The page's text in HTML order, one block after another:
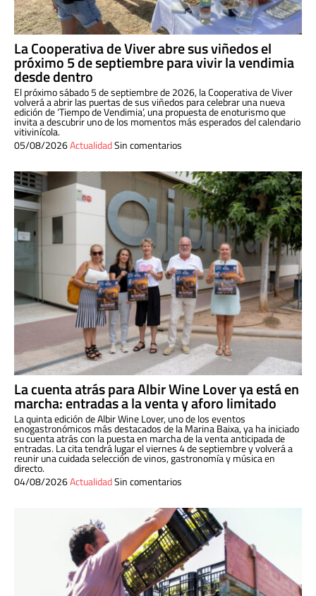
La Cooperativa de Viver abre sus viñedos el
próximo 5 de septiembre para vivir la vendimia
desde dentro
El próximo sábado 5 de septiembre de 2026, la Cooperativa de Viver
volverá a abrir las puertas de sus viñedos para celebrar una nueva
edición de ‘Tiempo de Vendimia’, una propuesta de enoturismo que
invita a descubrir uno de los momentos más esperados del calendario
vitivinícola.
05/08/2026ActualidadSin comentarios
La cuenta atrás para Albir Wine Lover ya está en
marcha: entradas a la venta y aforo limitado
La quinta edición de Albir Wine Lover, uno de los eventos
enogastronómicos más destacados de la Marina Baixa, ya ha iniciado
su cuenta atrás con la puesta en marcha de la venta anticipada de
entradas. La cita tendrá lugar el viernes 4 de septiembre y volverá a
reunir una cuidada selección de vinos, gastronomía y música en
directo.
04/08/2026ActualidadSin comentarios